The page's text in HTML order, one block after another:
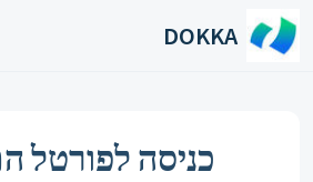
דילוג לתוכן הראשי
DOKKA
כניסה לפורטל